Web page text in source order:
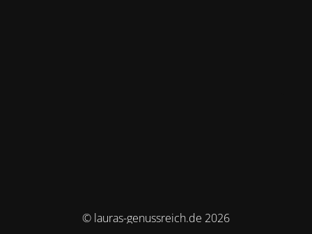
© lauras-genussreich.de 2026